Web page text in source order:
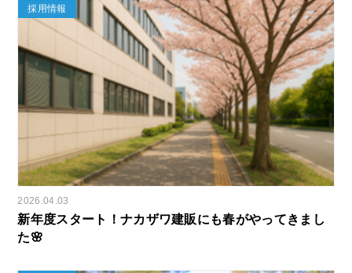
採用情報
2026.04.03
新年度スタート！ナカザワ建販にも春がやってきまし
た🌸